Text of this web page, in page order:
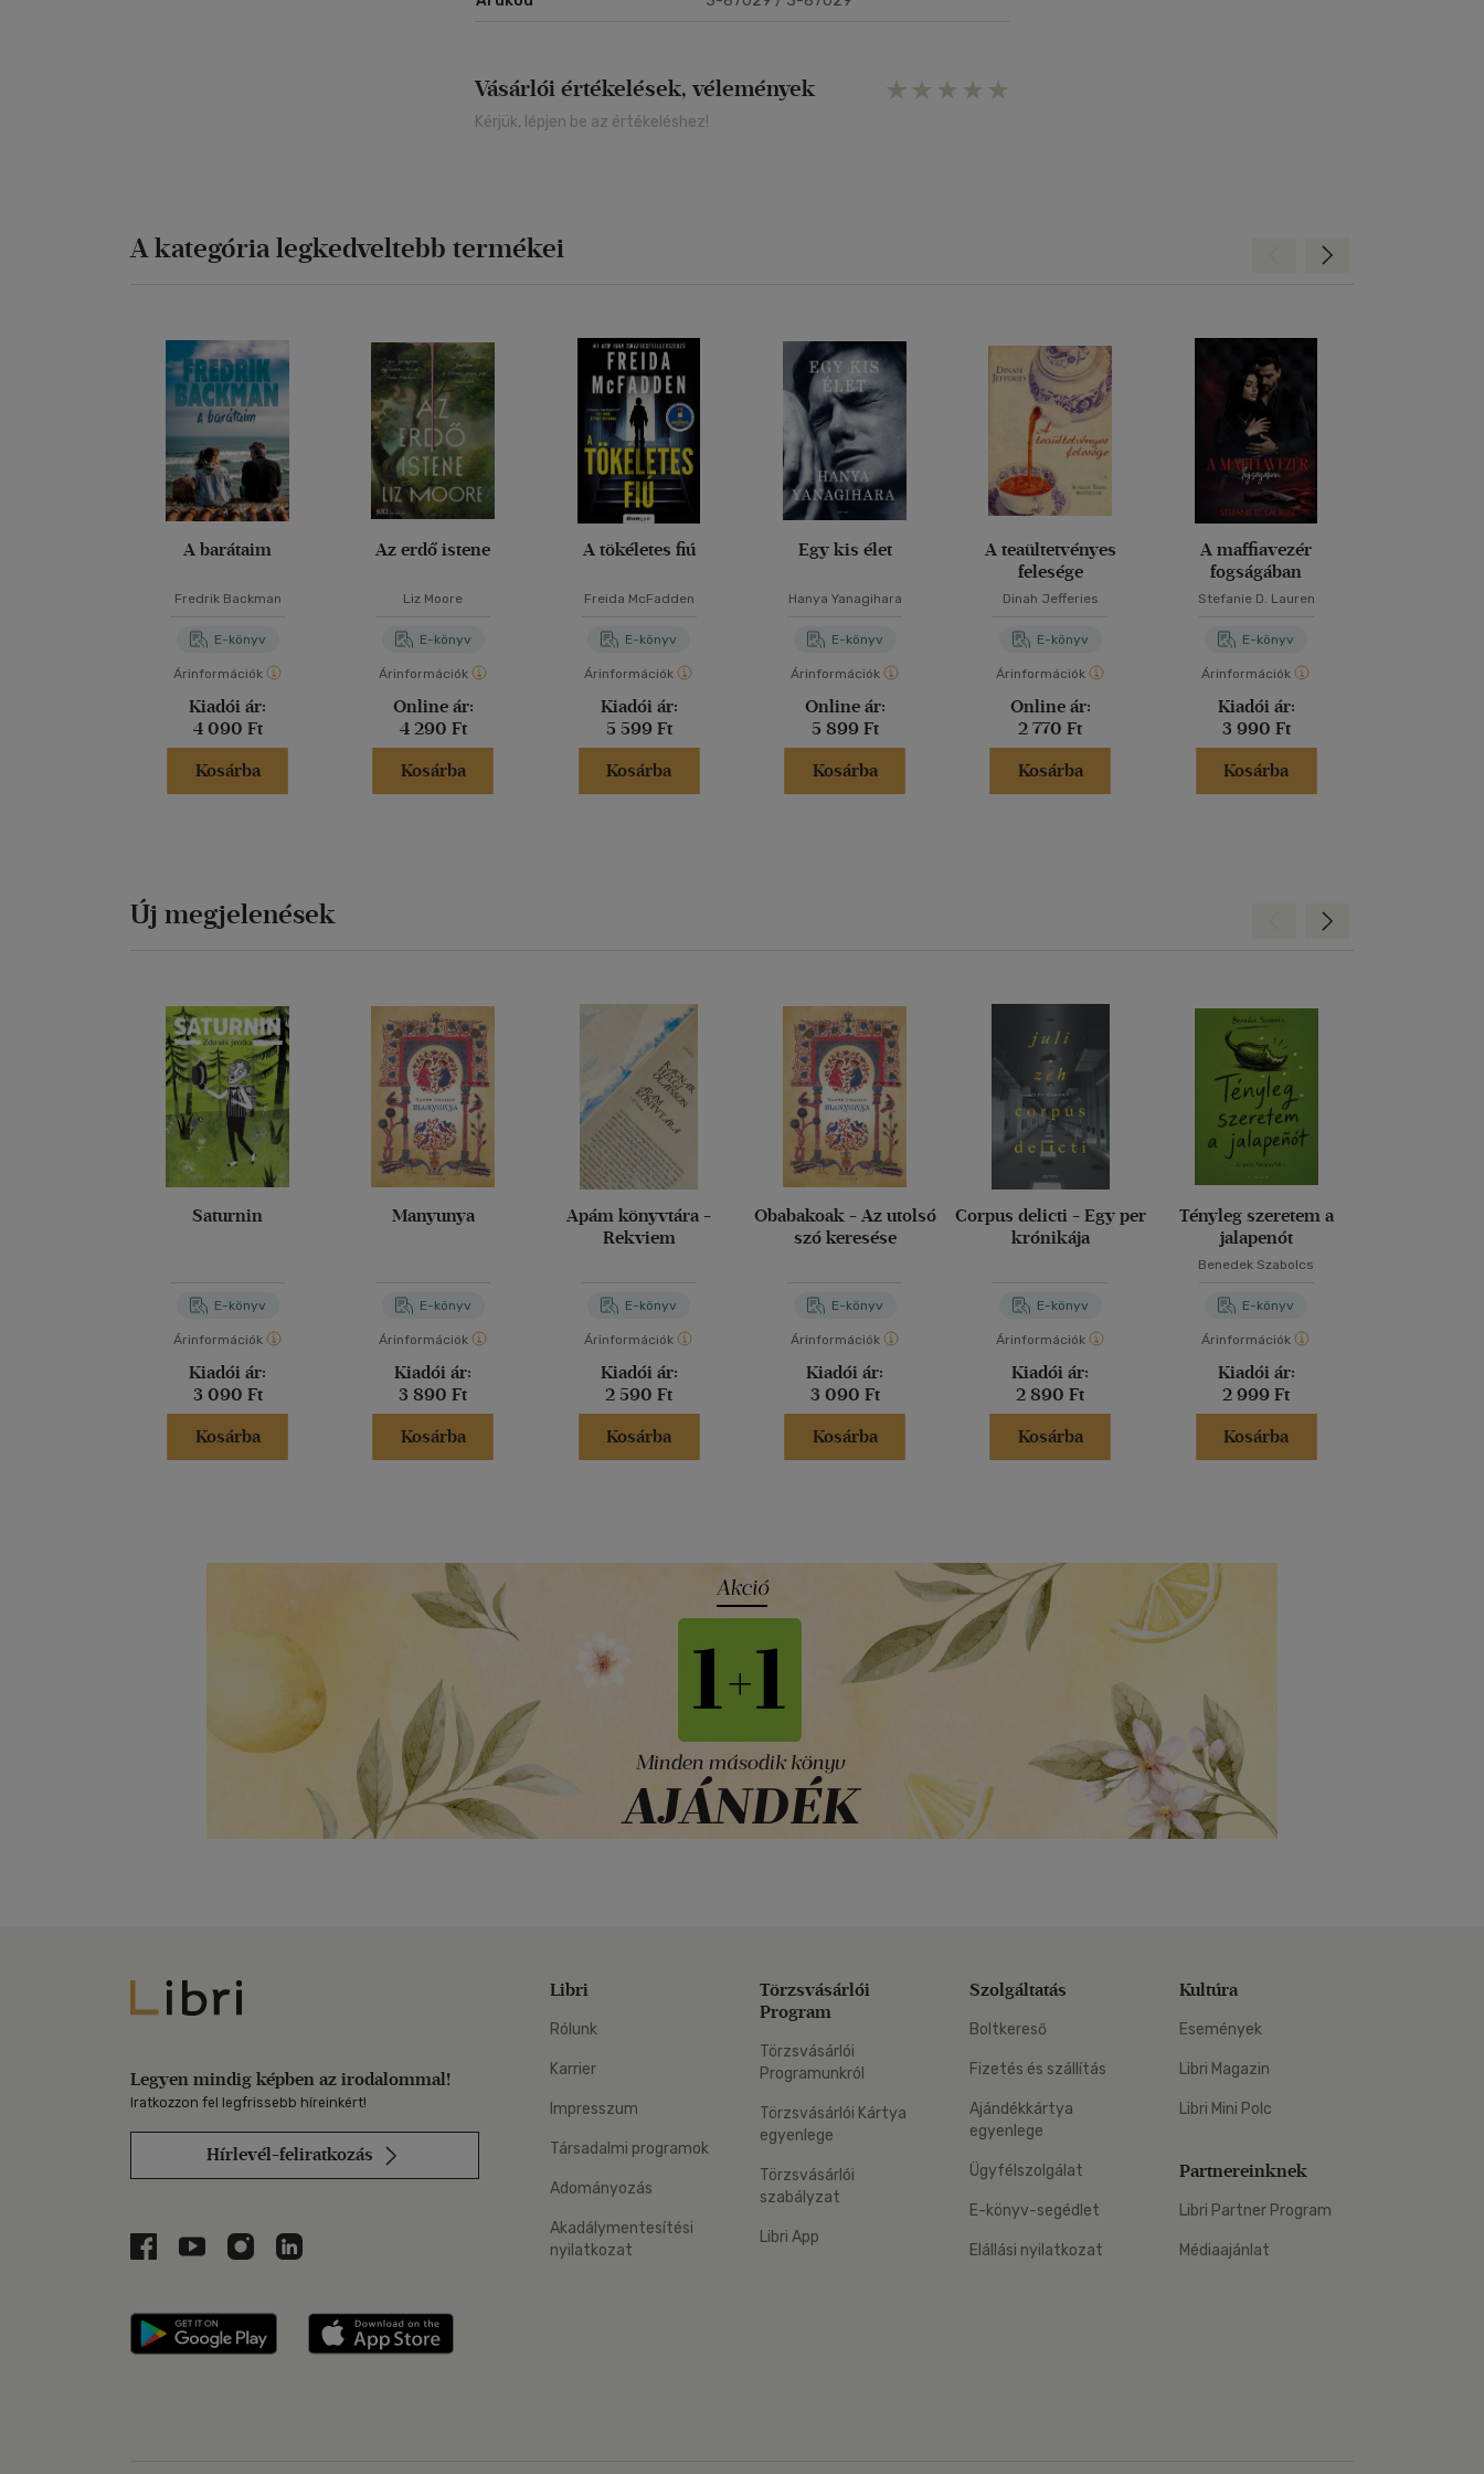
Vásárlói értékelések, vélemények
Kérjük, lépjen be az értékeléshez!
A kategória legkedveltebb termékei
A barátaim
Fredrik Backman
E-könyv
Árinformációk
Kiadói ár:
4 090 Ft
Kosárba
Az erdő istene
Liz Moore
E-könyv
Árinformációk
Online ár:
4 290 Ft
Kosárba
A tökéletes fiú
Freida McFadden
E-könyv
Árinformációk
Kiadói ár:
5 599 Ft
Kosárba
Egy kis élet
Hanya Yanagihara
E-könyv
Árinformációk
Online ár:
5 899 Ft
Kosárba
A teaültetvényes
felesége
Dinah Jefferies
E-könyv
Árinformációk
Online ár:
2 770 Ft
Kosárba
A maffiavezér
fogságában
Stefanie D. Lauren
E-könyv
Árinformációk
Kiadói ár:
3 990 Ft
Kosárba
Előre
Új megjelenések
Saturnin
E-könyv
Árinformációk
Kiadói ár:
3 090 Ft
Kosárba
Manyunya
E-könyv
Árinformációk
Kiadói ár:
3 890 Ft
Kosárba
Apám könyvtára -
Rekviem
E-könyv
Árinformációk
Kiadói ár:
2 590 Ft
Kosárba
Obabakoak - Az utolsó
szó keresése
E-könyv
Árinformációk
Kiadói ár:
3 090 Ft
Kosárba
Corpus delicti - Egy per
krónikája
E-könyv
Árinformációk
Kiadói ár:
2 890 Ft
Kosárba
Tényleg szeretem a
jalapenót
Benedek Szabolcs
E-könyv
Árinformációk
Kiadói ár:
2 999 Ft
Kosárba
Előre
Libri
Legyen mindig képben az irodalommal!
Iratkozzon fel legfrissebb híreinkért!
Hírlevél-feliratkozás
Libri a Facebookon
Libri a Youtube-on
Libri az Instagramon
Libri a LinkedInen
Libri applikáció Szerezd meg: Google Play
Libri
Rólunk
Karrier
Impresszum
Társadalmi programok
Adományozás
Akadálymentesítési
nyilatkozat
Törzsvásárlói
Program
Törzsvásárlói
Programunkról
Törzsvásárlói Kártya
egyenlege
Törzsvásárlói
szabályzat
Libri App
Szolgáltatás
Boltkereső
Fizetés és szállítás
Ajándékkártya
egyenlege
Ügyfélszolgálat
E-könyv-segédlet
Elállási nyilatkozat
Kultúra
Események
Libri Magazin
Libri Mini Polc
Partnereinknek
Libri Partner Program
Médiaajánlat